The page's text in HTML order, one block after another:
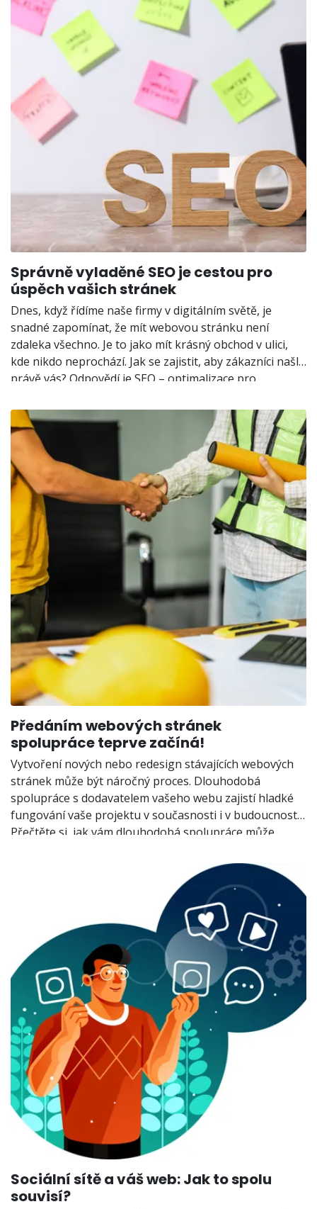
Správně vyladěné SEO je cestou pro
úspěch vašich stránek
Dnes, když řídíme naše firmy v digitálním světě, je
snadné zapomínat, že mít webovou stránku není
zdaleka všechno. Je to jako mít krásný obchod v ulici,
kde nikdo neprochází. Jak se zajistit, aby zákazníci našli
právě vás? Odpovědí je SEO – optimalizace pro
klíčové pro viditelnost a úspěch vašich webových
stránek.
Předáním webových stránek
spolupráce teprve začíná!
Vytvoření nových nebo redesign stávajících webových
stránek může být náročný proces. Dlouhodobá
spolupráce s dodavatelem vašeho webu zajistí hladké
fungování vaše projektu v současnosti i v budoucnosti.
Přečtěte si, jak vám dlouhodobá spolupráce může
Sociální sítě a váš web: Jak to spolu
souvisí?